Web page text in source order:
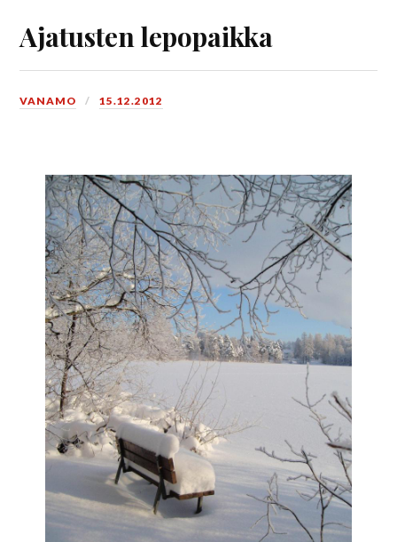
Ajatusten lepopaikka
VANAMO 15.12.2012